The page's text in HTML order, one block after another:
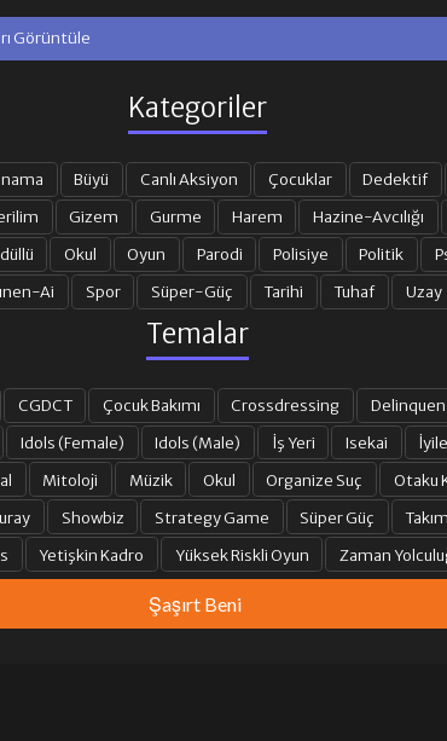
Görüntüle
Kategoriler
Büyü Canlı Aksiyon Çocuklar Dedektif
Gizem Gurme Harem Hazine-Avcılığı
Okul Oyun Parodi Polisiye Politik
Ai Spor Süper-Güç Tarihi Tuhaf Uzay
Temalar
CGDCT Çocuk Bakımı Crossdressing
Idols (Female) Idols (Male) İş Yeri Isekai
Mitoloji Müzik Okul Organize Suç Otaku
Showbiz Strategy Game Süper Güç
Yetişkin Kadro Yüksek Riskli Oyun Zaman
Şaşırt Beni